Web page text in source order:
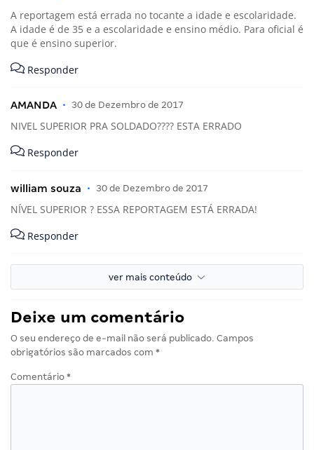
A reportagem está errada no tocante a idade e escolaridade.
A idade é de 35 e a escolaridade e ensino médio. Para oficial é
que é ensino superior.
Responder
AMANDA • 30 de Dezembro de 2017
NIVEL SUPERIOR PRA SOLDADO???? ESTA ERRADO
Responder
william souza • 30 de Dezembro de 2017
NÍVEL SUPERIOR ? ESSA REPORTAGEM ESTÁ ERRADA!
Responder
ver mais conteúdo
Deixe um comentário
O seu endereço de e-mail não será publicado. Campos
obrigatórios são marcados com *
Comentário *